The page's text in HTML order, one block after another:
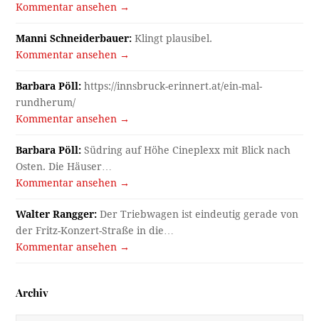
Kommentar ansehen →
Manni Schneiderbauer: Klingt plausibel.
Kommentar ansehen →
Barbara Pöll: https://innsbruck-erinnert.at/ein-mal-
rundherum/
Kommentar ansehen →
Barbara Pöll: Südring auf Höhe Cineplexx mit Blick nach
Osten. Die Häuser…
Kommentar ansehen →
Walter Rangger: Der Triebwagen ist eindeutig gerade von
der Fritz-Konzert-Straße in die…
Kommentar ansehen →
Archiv